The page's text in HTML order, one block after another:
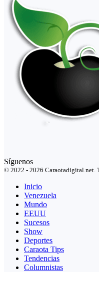
Síguenos
© 2022 - 2026 Caraotadigital.net.
Inicio
Venezuela
Mundo
EEUU
Sucesos
Show
Deportes
Caraota Tips
Tendencias
Columnistas